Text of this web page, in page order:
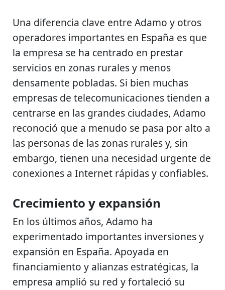
Una diferencia clave entre Adamo y otros
operadores importantes en España es que
la empresa se ha centrado en prestar
servicios en zonas rurales y menos
densamente pobladas. Si bien muchas
empresas de telecomunicaciones tienden a
centrarse en las grandes ciudades, Adamo
reconoció que a menudo se pasa por alto a
las personas de las zonas rurales y, sin
embargo, tienen una necesidad urgente de
conexiones a Internet rápidas y confiables.
Crecimiento y expansión
En los últimos años, Adamo ha
experimentado importantes inversiones y
expansión en España. Apoyada en
financiamiento y alianzas estratégicas, la
empresa amplió su red y fortaleció su